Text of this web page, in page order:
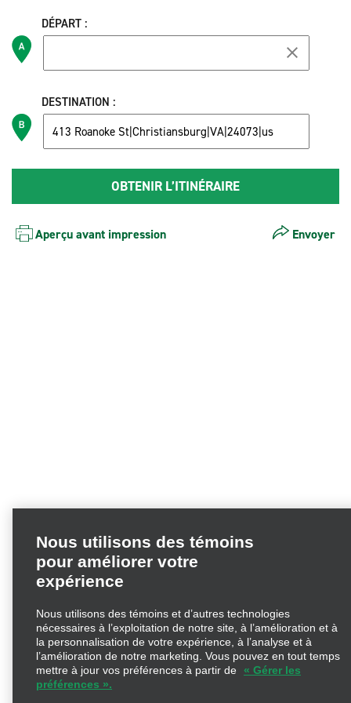
DÉPART :
DESTINATION :
Aperçu avant impression Envoyer
Nous utilisons des témoins
pour améliorer votre
expérience
nécessaires à l’exploitation de notre site, à l’amélioration et à
la personnalisation de votre expérience, à l’analyse et à
l’amélioration de notre marketing. Vous pouvez en tout
temps mettre à jour vos préférences à partir de « Gérer les
préférences ».